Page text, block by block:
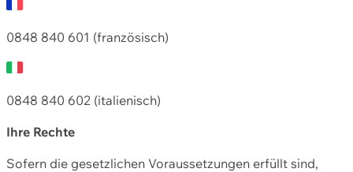
0848 840 601 (französisch)
0848 840 602 (italienisch)
Ihre Rechte
Sofern die gesetzlichen Voraussetzungen erfüllt sind,